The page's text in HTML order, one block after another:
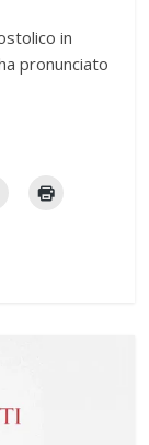
in
pronunciato